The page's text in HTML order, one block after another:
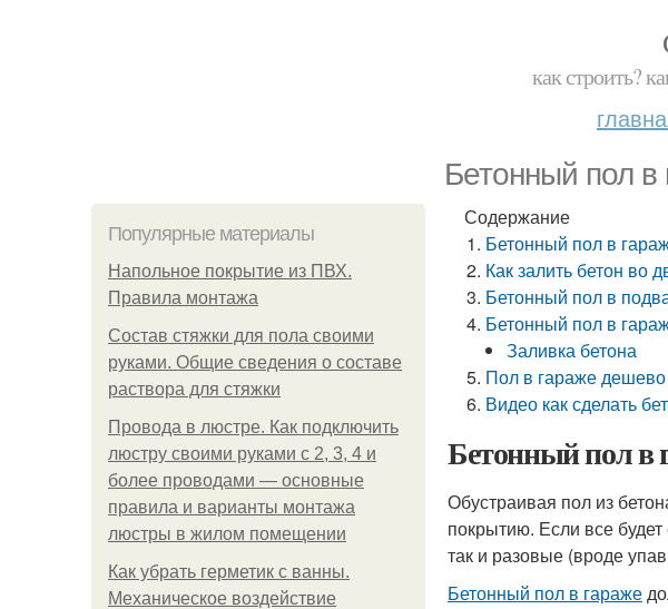
как строить?
Бетонный пол в
Популярные материалы
Напольное покрытие из ПВХ.
Правила монтажа
Состав стяжки для пола своими
руками. Общие сведения о составе
раствора для стяжки
Провода в люстре. Как подключить
люстру своими руками с 2, 3, 4 и
более проводами — основные
правила и варианты монтажа
люстры в жилом помещении
Как убрать герметик с ванны.
Механическое воздействие
Содержание
Бетонный пол в
Как залить бетон во
Бетонный пол в
Бетонный пол в
Заливка бетона
Пол в гараже
Видео как сделать
Бетонный пол в
Обустраивая пол из
покрытию. Если все
так и разовые (вроде
Бетонный пол в гараже